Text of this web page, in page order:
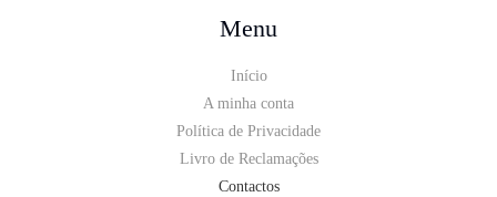
Menu
Início
A minha conta
Política de Privacidade
Livro de Reclamações
Contactos